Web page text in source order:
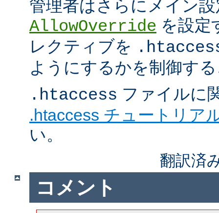
管理者はさらにメイン
AllowOverride を設定
レクティブを
ようにするかを制御す
.htaccess ファイルに
.htaccess チュートリア
い。
翻訳済
コメント